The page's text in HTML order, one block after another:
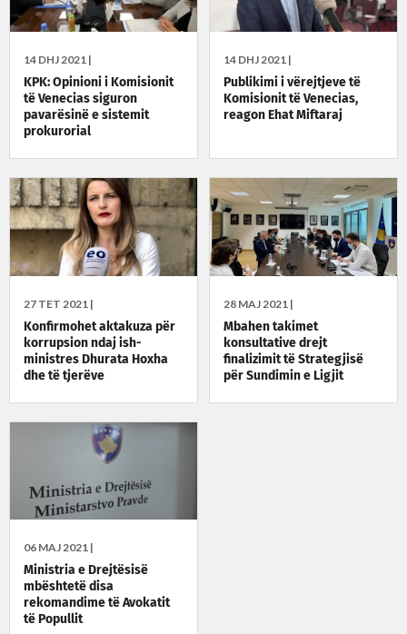
14 DHJ 2021 |
KPK: Opinioni i Komisionit
të Venecias siguron
pavarësinë e sistemit
prokurorial
14 DHJ 2021 |
Publikimi i vërejtjeve të
Komisionit të Venecias,
reagon Ehat Miftaraj
27 TET 2021 |
Konfirmohet aktakuza për
korrupsion ndaj ish-
ministres Dhurata Hoxha
dhe të tjerëve
28 MAJ 2021 |
Mbahen takimet
konsultative drejt
finalizimit të Strategjisë
për Sundimin e Ligjit
06 MAJ 2021 |
Ministria e Drejtësisë
mbështetë disa
rekomandime të Avokatit
të Popullit